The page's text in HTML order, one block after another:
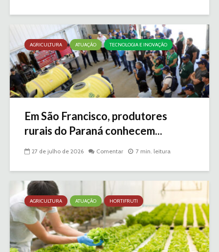
AGRICULTURA ATUAÇÃO TECNOLOGIA E INOVAÇÃO
Em São Francisco, produtores
rurais do Paraná conhecem...
27 de julho de 2026 Comentar 7 min. leitura
AGRICULTURA ATUAÇÃO HORTIFRUTI